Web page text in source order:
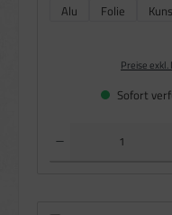
Alu
Folie
Preise
Sofort
Produkt Anzahl: Gib den